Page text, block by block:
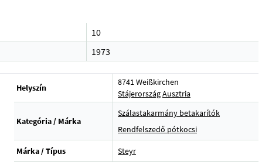
10
1973
Helyszín
8741 Weißkirchen
StájerországAusztria
Kategória / Márka
Szálastakarmány betakarítók
Rendfelszedő pótkocsi
Márka / Típus
Steyr